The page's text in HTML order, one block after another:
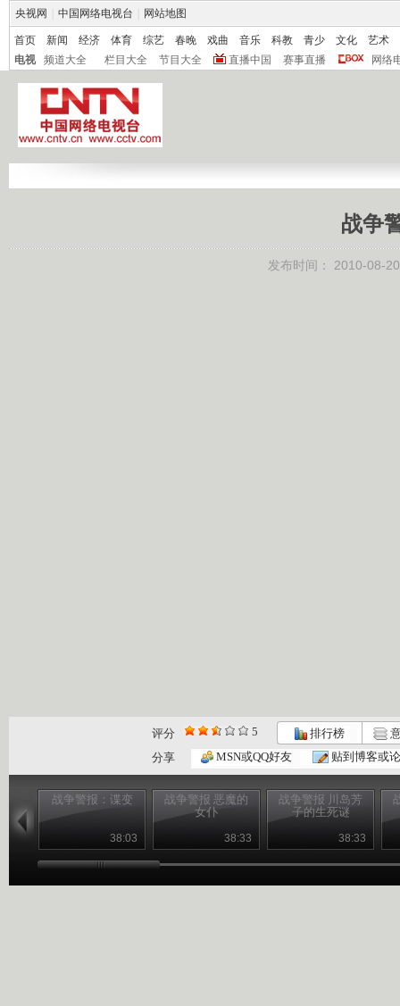
央视网 中国网络电视台 网站地图
首页 新闻 经济 体育 综艺 春晚 戏曲 音乐 科教 青少 文化
艺术
电视
频道大全 栏目大全 节目大全 直播中国 赛事直播 网络
战争
发布时间： 2010-08-
评分 5 排行榜
分享
MSN或QQ好友 贴到博客或
战争警报：谍变
38:03
战争警报 恶魔的
女仆
38:33
战争警报 川岛芳
子的生死谜
38:33